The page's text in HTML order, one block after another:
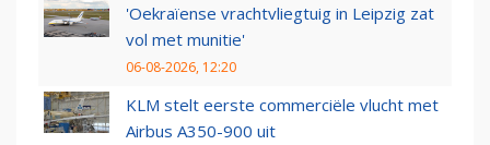
'Oekraïense vrachtvliegtuig in Leipzig zat
vol met munitie'
06-08-2026, 12:20
KLM stelt eerste commerciële vlucht met
Airbus A350-900 uit